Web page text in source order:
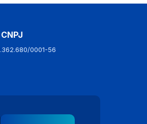
CNPJ
0001-56